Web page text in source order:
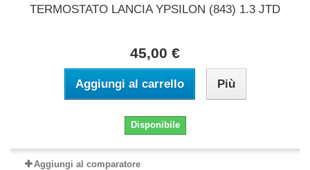
TERMOSTATO LANCIA YPSILON (843) 1.3 JTD
45,00 €
Aggiungi al carrello Più
Disponibile
Aggiungi al comparatore